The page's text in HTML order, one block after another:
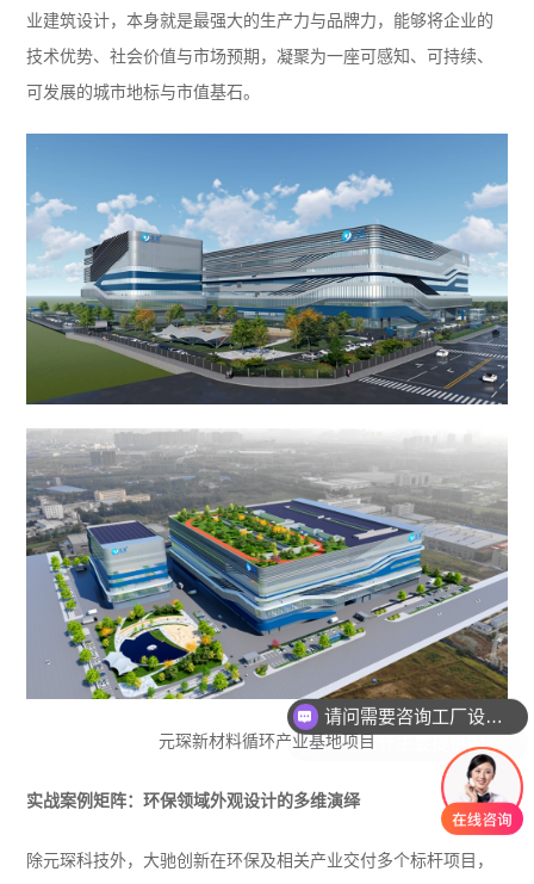
业建筑设计，本身就是最强大的生产力与品牌力，能够将企业的
技术优势、社会价值与市场预期，凝聚为一座可感知、可持续、
可发展的城市地标与市值基石。
元琛新材料循环产业基地项目
实战案例矩阵：环保领域外观设计的多维演绎
除元琛科技外，大驰创新在环保及相关产业交付多个标杆项目，
请问需要咨询工厂设计吗
大驰设计主要提供哪些业务？